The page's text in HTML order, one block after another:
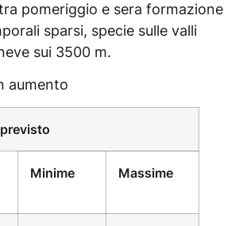
pomeriggio e sera formazione
sparsi, specie sulle valli
sui 3500 m.
aumento
Minime Massime